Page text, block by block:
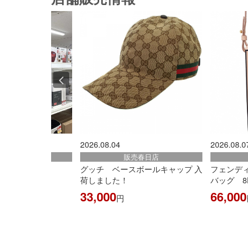
ベースボールキャップ 入
2026.08.07
販売古賀店
フェンディ ボックス ショルダー
バッグ 8BT339
66,000